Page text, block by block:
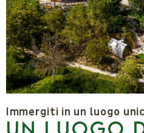
Immergiti in un luogo